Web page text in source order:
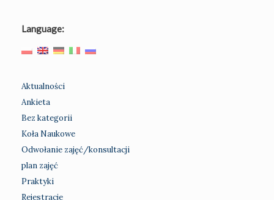
Language:
Aktualności
Ankieta
Bez kategorii
Koła Naukowe
Odwołanie zajęć/konsultacji
plan zajęć
Praktyki
Rejestracje